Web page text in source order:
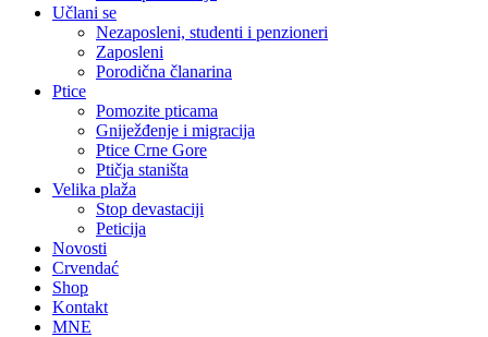
Učlani se
Nezaposleni, studenti i penzioneri
Zaposleni
Porodična članarina
Ptice
Pomozite pticama
Gniježđenje i migracija
Ptice Crne Gore
Ptičja staništa
Velika plaža
Stop devastaciji
Peticija
Novosti
Crvendać
Shop
Kontakt
MNE